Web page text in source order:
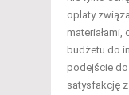
opłaty
budżetu do
podejście
satysfakcję